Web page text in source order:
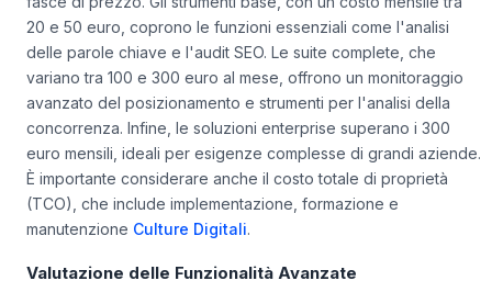
20 e 50 euro, coprono le funzioni essenziali come l'analisi
delle parole chiave e l'audit SEO. Le suite complete, che
variano tra 100 e 300 euro al mese, offrono un monitoraggio
avanzato del posizionamento e strumenti per l'analisi della
concorrenza. Infine, le soluzioni enterprise superano i 300
euro mensili, ideali per esigenze complesse di grandi aziende.
È importante considerare anche il costo totale di proprietà
(TCO), che include implementazione, formazione e
manutenzione Culture Digitali.
Valutazione delle Funzionalità Avanzate